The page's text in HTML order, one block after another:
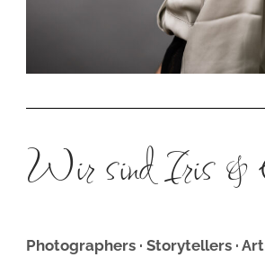
Wir sind Iris &
Photographers · Storytellers ·